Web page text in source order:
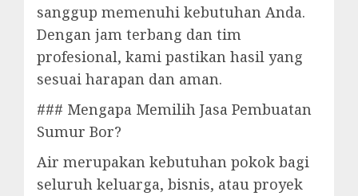
sanggup memenuhi kebutuhan Anda.
Dengan jam terbang dan tim
profesional, kami pastikan hasil yang
sesuai harapan dan aman.
### Mengapa Memilih Jasa Pembuatan
Sumur Bor?
Air merupakan kebutuhan pokok bagi
seluruh keluarga, bisnis, atau proyek